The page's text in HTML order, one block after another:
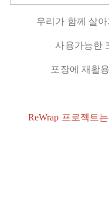
우리가 함께 살
사용가능한
포장에 재활
ReWrap 프로젝트